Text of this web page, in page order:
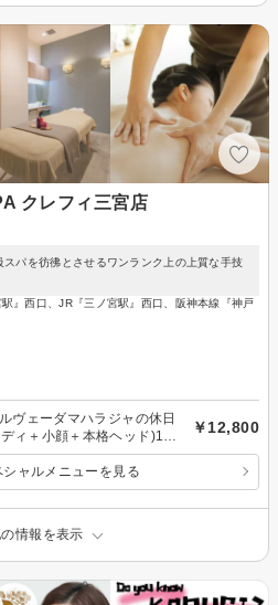
クレフィ三宮店
パを彷彿とさせるワンランク上の上質な手技
』西口、JR『三ノ宮駅』西口、阪神本線『神戸
ヴェーダマハラジャの休日
ィ＋小顔＋本格ヘッド)120
￥12,800
ャルメニューを見る
情報を表示